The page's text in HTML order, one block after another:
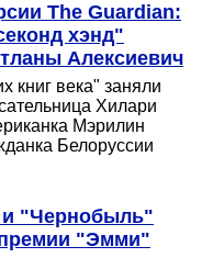
The Guardian:
хэнд"
Алексиевич
книг века" заняли
Хилари
Мэрилин
Белоруссии
и "Чернобыль"
"Эмми"